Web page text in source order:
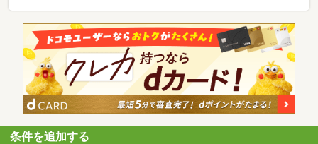
条件を追加する